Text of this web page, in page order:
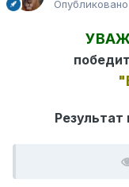
Опубликовано
Результат